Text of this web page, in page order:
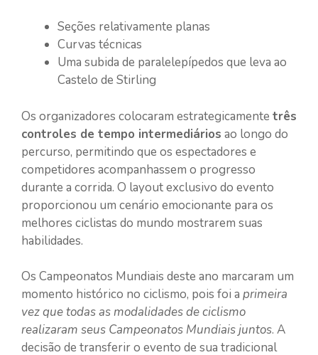
Seções relativamente planas
Curvas técnicas
Uma subida de paralelepípedos que leva ao
Castelo de Stirling
Os organizadores colocaram estrategicamente três
controles de tempo intermediários ao longo do
percurso, permitindo que os espectadores e
competidores acompanhassem o progresso
durante a corrida. O layout exclusivo do evento
proporcionou um cenário emocionante para os
melhores ciclistas do mundo mostrarem suas
habilidades.
Os Campeonatos Mundiais deste ano marcaram um
momento histórico no ciclismo, pois foi a primeira
vez que todas as modalidades de ciclismo
realizaram seus Campeonatos Mundiais juntos. A
decisão de transferir o evento de sua tradicional